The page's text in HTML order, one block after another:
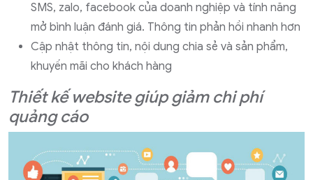
SMS, zalo, facebook của doanh nghiệp và tính năng
mở bình luận đánh giá. Thông tin phản hồi nhanh hơn
Cập nhật thông tin, nội dung chia sẻ và sản phẩm,
khuyến mãi cho khách hàng
Thiết kế website giúp giảm chi phí
quảng cáo